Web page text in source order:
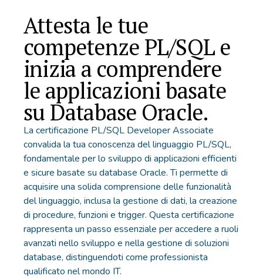
Attesta le tue
competenze PL/SQL e
inizia a comprendere
le applicazioni basate
su Database Oracle.
La certificazione PL/SQL Developer Associate
convalida la tua conoscenza del linguaggio PL/SQL,
fondamentale per lo sviluppo di applicazioni efficienti
e sicure basate su database Oracle. Ti permette di
acquisire una solida comprensione delle funzionalità
del linguaggio, inclusa la gestione di dati, la creazione
di procedure, funzioni e trigger. Questa certificazione
rappresenta un passo essenziale per accedere a ruoli
avanzati nello sviluppo e nella gestione di soluzioni
database, distinguendoti come professionista
qualificato nel mondo IT.